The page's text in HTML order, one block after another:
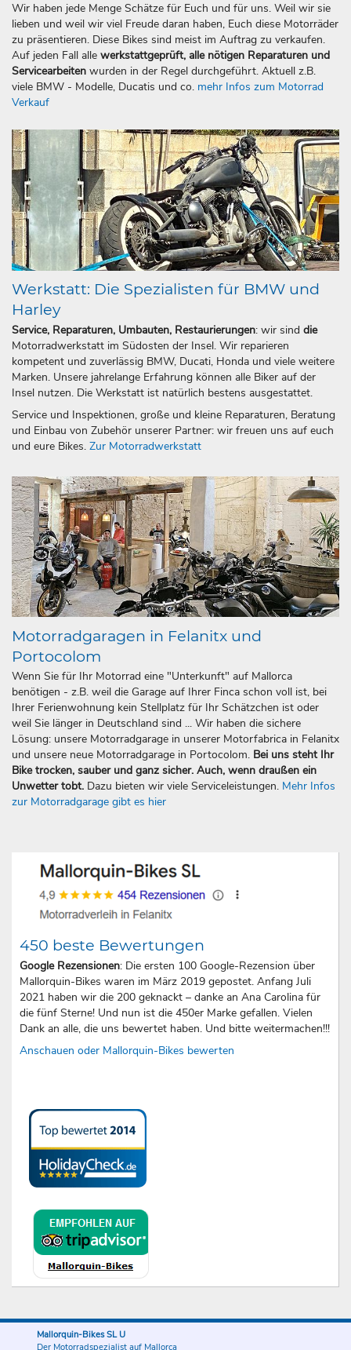
Wir haben jede Menge Schätze für Euch und für uns. Weil wir sie
lieben und weil wir viel Freude daran haben, Euch diese Motorräder
zu präsentieren. Diese Bikes sind meist im Auftrag zu verkaufen.
Auf jeden Fall alle werkstattgeprüft, alle nötigen Reparaturen und
Servicearbeiten wurden in der Regel durchgeführt. Aktuell z.B.
viele BMW - Modelle, Ducatis und co. mehr Infos zum Motorrad
Verkauf
Werkstatt: Die Spezialisten für BMW und
Harley
Service, Reparaturen, Umbauten, Restaurierungen: wir sind die
Motorradwerkstatt im Südosten der Insel. Wir reparieren
kompetent und zuverlässig BMW, Ducati, Honda und viele weitere
Marken. Unsere jahrelange Erfahrung können alle Biker auf der
Insel nutzen. Die Werkstatt ist natürlich bestens ausgestattet.
Service und Inspektionen, große und kleine Reparaturen, Beratung
und Einbau von Zubehör unserer Partner: wir freuen uns auf euch
und eure Bikes. Zur Motorradwerkstatt
Motorradgaragen in Felanitx und
Portocolom
Wenn Sie für Ihr Motorrad eine "Unterkunft" auf Mallorca
benötigen - z.B. weil die Garage auf Ihrer Finca schon voll ist, bei
Ihrer Ferienwohnung kein Stellplatz für Ihr Schätzchen ist oder
weil Sie länger in Deutschland sind ... Wir haben die sichere
Lösung: unsere Motorradgarage in unserer Motorfabrica in Felanitx
und unsere neue Motorradgarage in Portocolom. Bei uns steht Ihr
Bike trocken, sauber und ganz sicher. Auch, wenn draußen ein
Unwetter tobt. Dazu bieten wir viele Serviceleistungen. Mehr Infos
zur Motorradgarage gibt es hier
450 beste Bewertungen
Google Rezensionen: Die ersten 100 Google-Rezension über
Mallorquin-Bikes waren im März 2019 gepostet. Anfang Juli
2021 haben wir die 200 geknackt – danke an Ana Carolina für
die fünf Sterne! Und nun ist die 450er Marke gefallen. Vielen
Dank an alle, die uns bewertet haben. Und bitte weitermachen!!!
Anschauen oder Mallorquin-Bikes bewerten
Mallorquin-Bikes SL U
Der Motorradspezialist auf Mallorca